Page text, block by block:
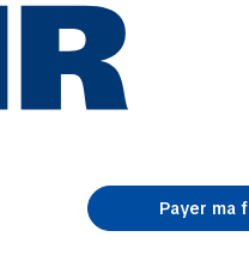
Payer ma